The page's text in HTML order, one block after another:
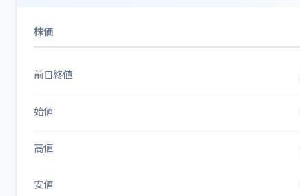
株価
前日終値
始値
高値
安値